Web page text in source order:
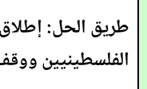
طريق الحل:
الفلسطينيين